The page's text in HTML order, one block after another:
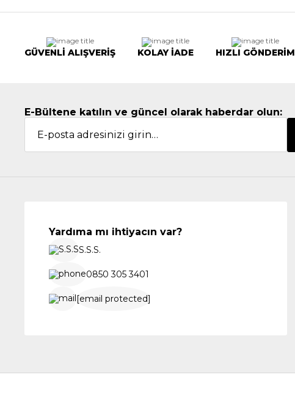
GÜVENLİ ALIŞVERİŞ KOLAY İADE HIZLI GÖNDERİM
E-Bültene katılın ve güncel olarak haberdar olun:
Yardıma mı ihtiyacın var?
S.S.S.
0850 305 3401
[email protected]